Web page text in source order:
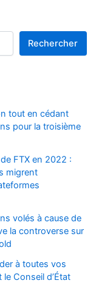
Rechercher
tout en cédant
pour la troisième
FTX en 2022 :
migrent
volés à cause de
la controverse sur
à toutes vos
Conseil d’État